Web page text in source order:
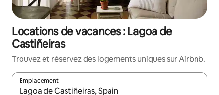
Locations de vacances : Lagoa de
Castiñeiras
Trouvez et réservez des logements uniques sur Airbnb.
Emplacement
Quand les résultats sont affichés, parcourez-les en utilisant